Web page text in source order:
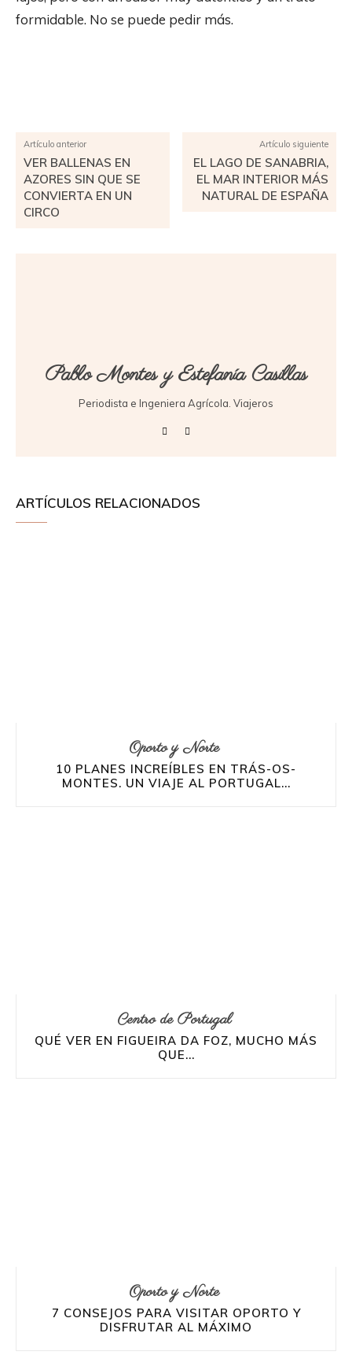
formidable. No se puede pedir más.
Artículo anterior
VER BALLENAS EN
AZORES SIN QUE SE
CONVIERTA EN UN
CIRCO
Artículo siguiente
EL LAGO DE SANABRIA,
EL MAR INTERIOR MÁS
NATURAL DE ESPAÑA
Pablo Montes y Estefanía Casillas
Periodista e Ingeniera Agrícola. Viajeros
ARTÍCULOS RELACIONADOS
Oporto y Norte
10 PLANES INCREÍBLES EN TRÁS-OS-
MONTES. UN VIAJE AL PORTUGAL...
Centro de Portugal
QUÉ VER EN FIGUEIRA DA FOZ, MUCHO MÁS
QUE...
Oporto y Norte
7 CONSEJOS PARA VISITAR OPORTO Y
DISFRUTAR AL MÁXIMO